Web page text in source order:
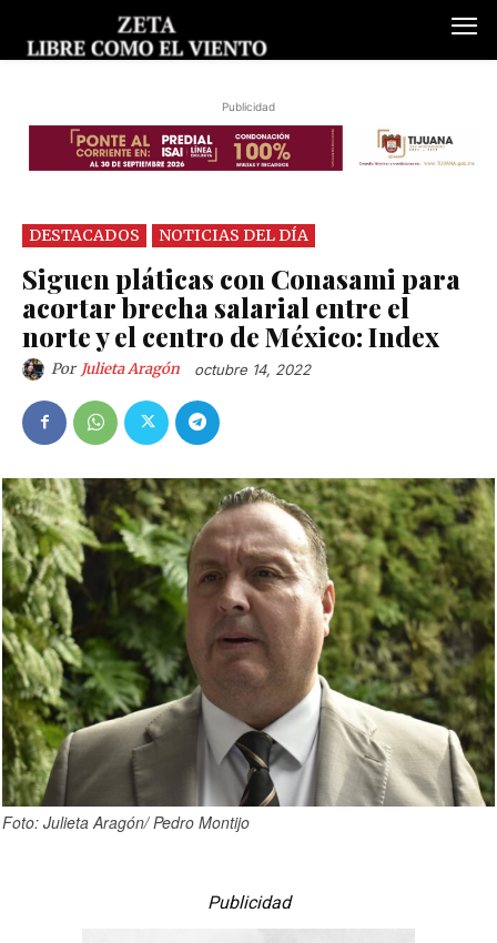
Publicidad
DESTACADOS NOTICIAS DEL DÍA
Siguen pláticas con Conasami para
acortar brecha salarial entre el
norte y el centro de México: Index
Por Julieta Aragón octubre 14, 2022
Foto: Julieta Aragón/ Pedro Montijo
Publicidad